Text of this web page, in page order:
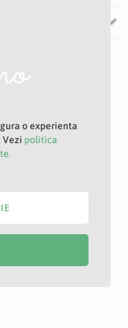
o experienta
Vezi politica